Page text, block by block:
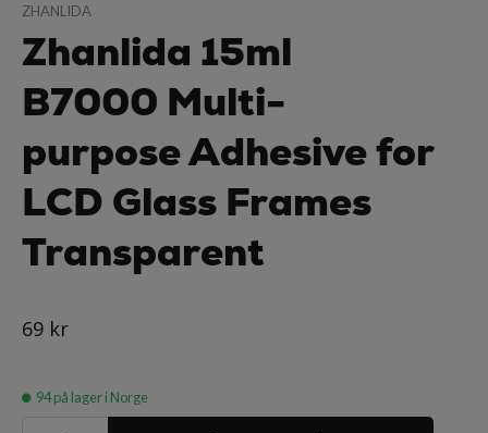
ZHANLIDA
Zhanlida 15ml
B7000 Multi-
purpose Adhesive for
LCD Glass Frames
Transparent
69 kr
94på lager i Norge